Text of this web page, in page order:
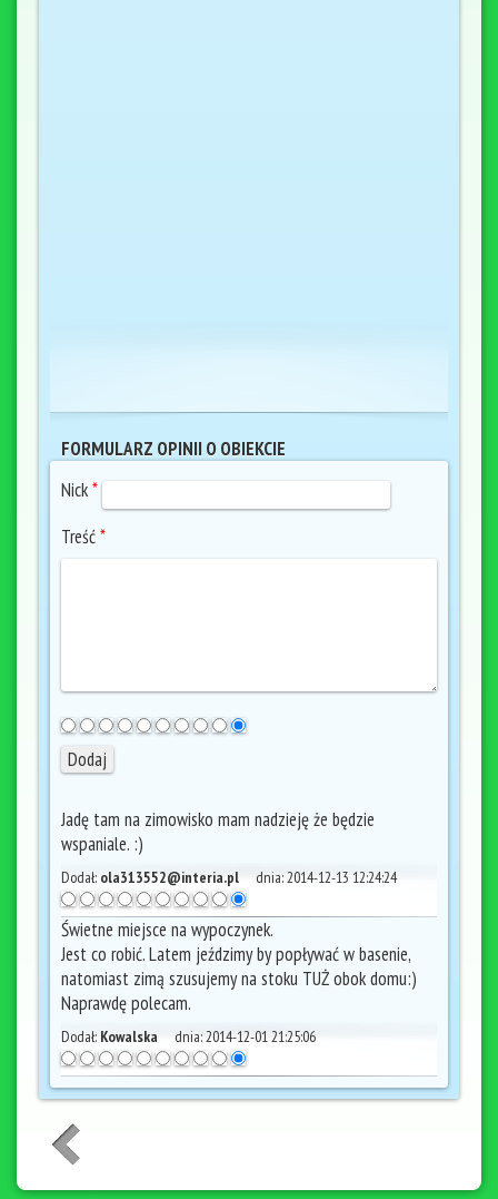
FORMULARZ OPINII O OBIEKCIE
Nick*
Treść*
Jadę tam na zimowisko mam nadzieję że będzie
wspaniale. :)
Dodał: ola313552@interia.pl dnia:2014-12-13 12:24:24
Świetne miejsce na wypoczynek.
Jest co robić. Latem jeździmy by popływać w basenie,
natomiast zimą szusujemy na stoku TUŻ obok domu:)
Naprawdę polecam.
Dodał: Kowalska dnia:2014-12-01 21:25:06